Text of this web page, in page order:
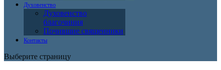
Духовенство
Духовенство
благочиния
Почившие священники
Контакты
Выберите страницу